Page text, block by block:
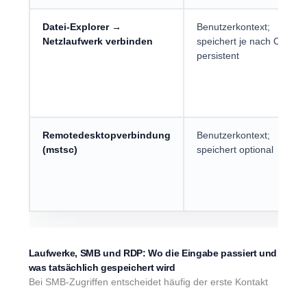
Datei-Explorer →
Netzlaufwerk verbinden
Benutzerkontext;
speichert je nach Option
persistent
Remotedesktopverbindung
(mstsc)
Benutzerkontext;
speichert optional
Laufwerke, SMB und RDP: Wo die Eingabe passiert und
was tatsächlich gespeichert wird
Bei SMB-Zugriffen entscheidet häufig der erste Kontakt